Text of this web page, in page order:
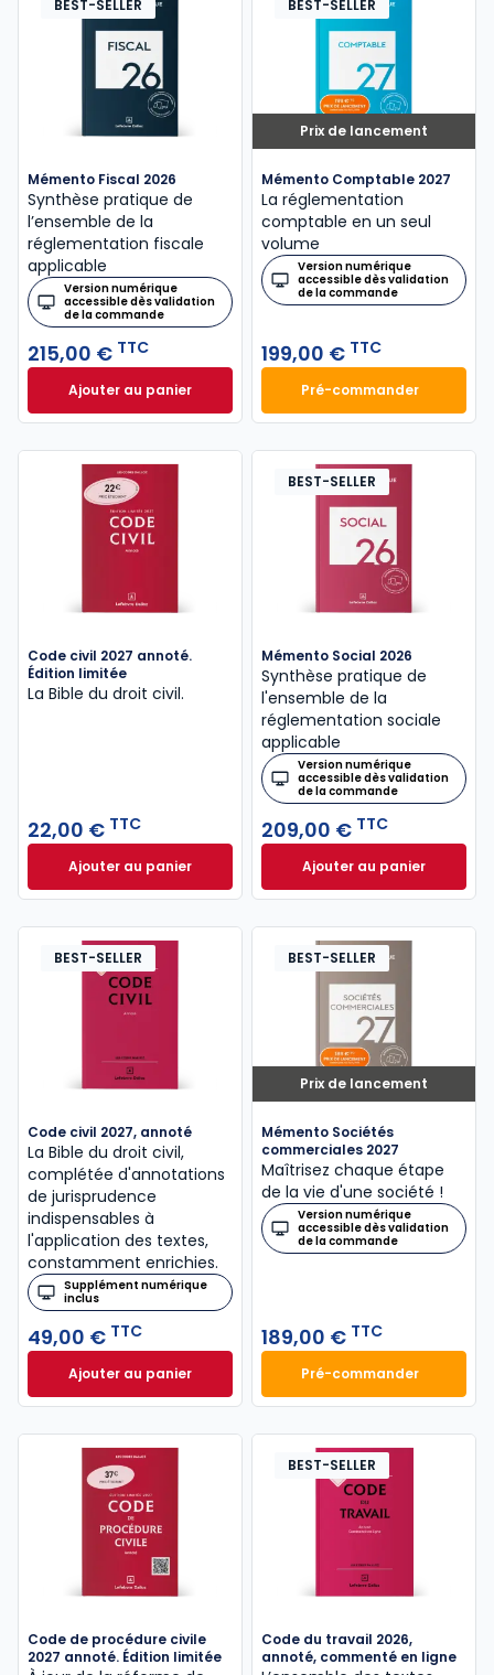
BEST-SELLER
Mémento Fiscal 2026
Synthèse pratique de
l’ensemble de la
réglementation fiscale
applicable
Version numérique
accessible dès validation
de la commande
215,00 € TTC
Ajouter au panierMémento Fiscal 2026 à 215,00 € TTC
Prix de lancement
BEST-SELLER
Mémento Comptable 2027
La réglementation
comptable en un seul
volume
Version numérique
accessible dès validation
de la commande
199,00 € TTC
Pré-commander
Mémento
Code civil 2027 annoté.
Édition limitée
La Bible du droit civil.
22,00 € TTC
Ajouter au panierCode civil 2027 annoté. Édition limitée à 22,00 € TTC
BEST-SELLER
Mémento Social 2026
Synthèse pratique de
l'ensemble de la
réglementation sociale
applicable
Version numérique
accessible dès validation
de la commande
209,00 € TTC
Ajouter au panier
Mémento Social
BEST-SELLER
Code civil 2027, annoté
La Bible du droit civil,
complétée d'annotations
de jurisprudence
indispensables à
l'application des textes,
constamment enrichies.
Supplément numérique
inclus
49,00 € TTC
Ajouter au panierCode civil 2027, annoté à 49,00 € TTC
Prix de lancement
BEST-SELLER
Mémento Sociétés
commerciales 2027
Maîtrisez chaque étape
de la vie d'une société !
Version numérique
accessible dès validation
de la commande
189,00 € TTC
Pré-commander
Mémento
Code de procédure civile
2027 annoté. Édition limitée
BEST-SELLER
Code du travail 2026,
annoté, commenté en ligne